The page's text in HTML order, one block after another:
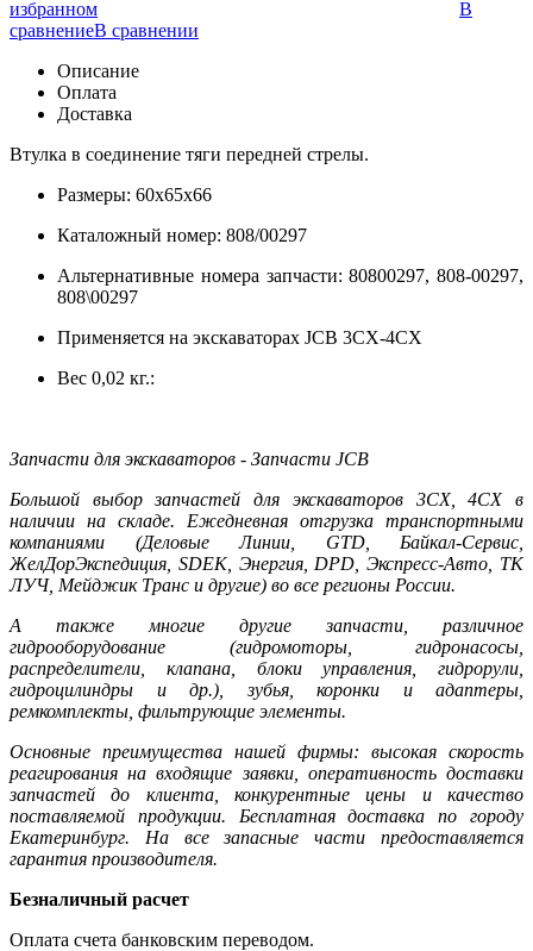
избранном
В
сравнениеВ сравнении
Описание
Оплата
Доставка
Втулка в соединение тяги передней стрелы.
Размеры: 60х65х66
Каталожный номер: 808/00297
Альтернативные номера запчасти: 80800297, 808-00297,
808\00297
Применяется на экскаваторах JCB 3CX-4CX
Вес 0,02 кг.:
Запчасти для экскаваторов - Запчасти JCB
Большой выбор запчастей для экскаваторов 3CX, 4CX в
наличии на складе. Ежедневная отгрузка транспортными
компаниями (Деловые Линии, GTD, Байкал-Сервис,
ЖелДорЭкспедиция, SDEK, Энергия, DPD, Экспресс-Авто, ТК
ЛУЧ, Мейджик Транс и другие) во все регионы России.
А также многие другие запчасти, различное
гидрооборудование (гидромоторы, гидронасосы,
распределители, клапана, блоки управления, гидрорули,
гидроцилиндры и др.), зубья, коронки и адаптеры,
ремкомплекты, фильтрующие элементы.
Основные преимущества нашей фирмы: высокая скорость
реагирования на входящие заявки, оперативность доставки
запчастей до клиента, конкурентные цены и качество
поставляемой продукции. Бесплатная доставка по городу
Екатеринбург. На все запасные части предоставляется
гарантия производителя.
Безналичный расчет
Оплата счета банковским переводом.